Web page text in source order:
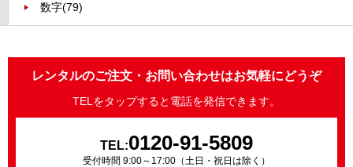
数字(79)
レンタルのご注文・お問い合わせはお気軽にどうぞ
TELをタップすると電話を発信できます。
TEL:0120-91-5809
受付時間 9:00～17:00（土日・祝日は除く）